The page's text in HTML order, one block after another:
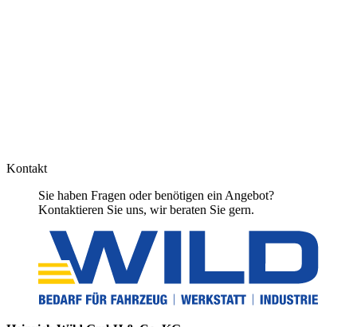
Kontakt
Sie haben Fragen oder benötigen ein Angebot?
Kontaktieren Sie uns, wir beraten Sie gern.